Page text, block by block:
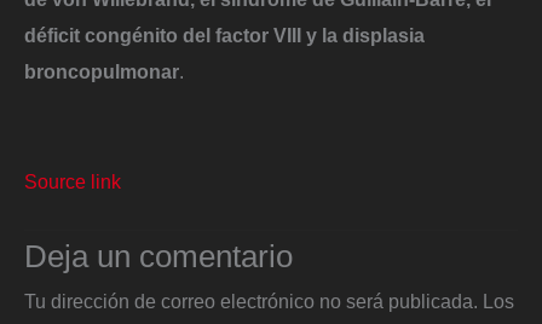
déficit congénito del factor VIII y la displasia
broncopulmonar.
Source link
Deja un comentario
Tu dirección de correo electrónico no será publicada. Los